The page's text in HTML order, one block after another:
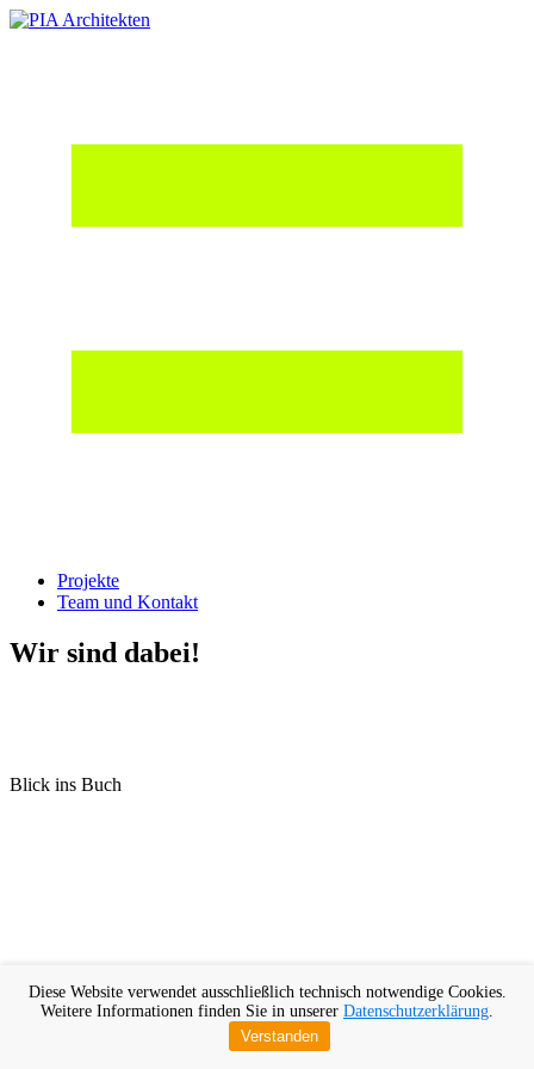
Projekte
Team und Kontakt
Wir sind dabei!
Blick ins Buch
Diese Website verwendet ausschließlich technisch notwendige Cookies.
Weitere Informationen finden Sie in unserer Datenschutzerklärung.
Verstanden